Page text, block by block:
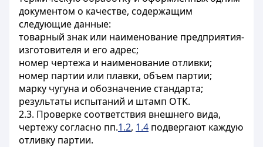
документом о качестве, содержащим
следующие данные:
товарный знак или наименование предприятия-
изготовителя и его адрес;
номер чертежа и наименование отливки;
номер партии или плавки, объем партии;
марку чугуна и обозначение стандарта;
результаты испытаний и штамп ОТК.
2.3. Проверке соответствия внешнего вида,
чертежу согласно пп.1.2, 1.4 подвергают каждую
отливку партии.